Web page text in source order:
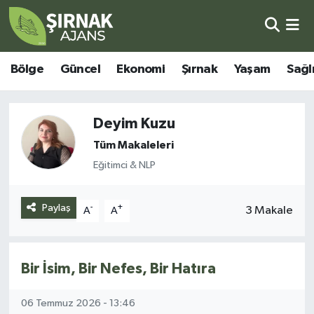
Bölge Güncel Ekonomi Şırnak Yaşam
Deyim Kuzu
Tüm Makaleleri
Eğitimci & NLP
Paylaş A- A+ 3 Makale
Bir İsim, Bir Nefes, Bir Hatıra
06 Temmuz 2026 - 13:46
Bölge
Güncel
Ekonomi
Şırnak
Yaşam
Eğitim
Kültür - Sanat
Şırnak Nöbetçi Eczaneler
Şırnak Hava Durumu
Şirnak Namaz Vakitleri
Şırnak Trafik Yoğunluk Haritası
Süper Lig Puan Durumu ve Fikstür
Son Dakika Haberleri
Haber Arşivi